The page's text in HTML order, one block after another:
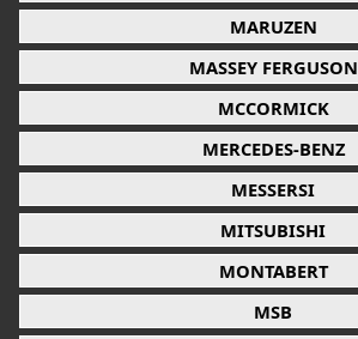
MARUZEN
MASSEY FERGUSON
MCCORMICK
MERCEDES-BENZ
MESSERSI
MITSUBISHI
MONTABERT
MSB